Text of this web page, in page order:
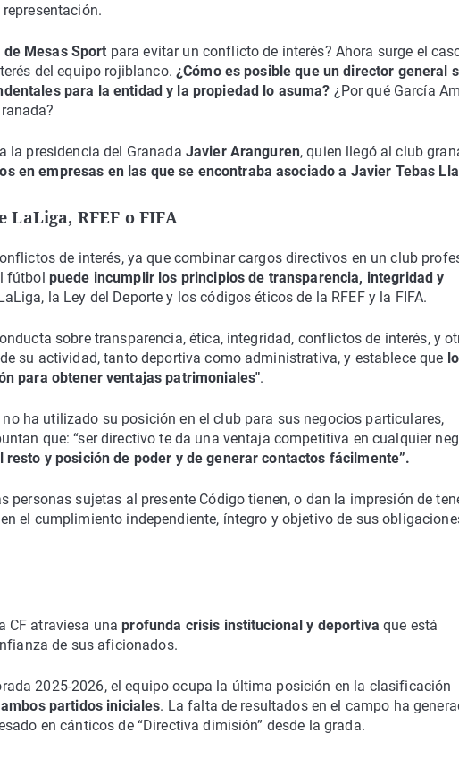
Mesas Sport para evitar un conflicto de interés? Ahora surge el
del equipo rojiblanco. ¿Cómo es posible que un director general
para la entidad y la propiedad lo asuma? ¿Por qué García
la presidencia del Granada Javier Aranguren, quien llegó al club
en empresas en las que se encontraba asociado a Javier Tebas
LaLiga, RFEF o FIFA
de interés, ya que combinar cargos directivos en un club
fútbol puede incumplir los principios de transparencia, integridad y
la Ley del Deporte y los códigos éticos de la RFEF y la FIFA.
sobre transparencia, ética, integridad, conflictos de interés, y
su actividad, tanto deportiva como administrativa, y establece que
para obtener ventajas patrimoniales".
ha utilizado su posición en el club para sus negocios particulares,
que: “ser directivo te da una ventaja competitiva en cualquier
y posición de poder y de generar contactos fácilmente”.
personas sujetas al presente Código tienen, o dan la impresión de
el cumplimiento independiente, íntegro y objetivo de sus
CF atraviesa unaprofunda crisis institucional y deportiva que está
de sus aficionados.
2025-2026, el equipo ocupa la última posición en la clasificación
partidos iniciales. La falta de resultados en el campo ha
en cánticos de “Directiva dimisión” desde la grada.